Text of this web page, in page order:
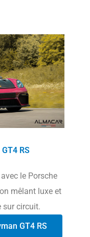
RS
le Porsche
mêlant luxe et
sur circuit.
GT4 RS